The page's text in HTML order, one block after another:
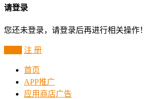
请登录
您还未登录，请登录后再进行相关操作！
注 册
首页
APP推广
应用商店广告